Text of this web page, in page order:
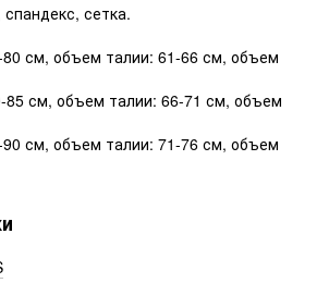
сетка.
см, объем талии: 61-66 см, объем
85 см, объем талии: 66-71 см, объем
см, объем талии: 71-76 см, объем